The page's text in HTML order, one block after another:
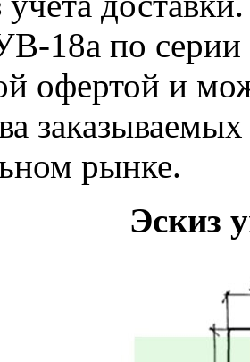
18а по серии
офертой и
рынке.
Эскиз